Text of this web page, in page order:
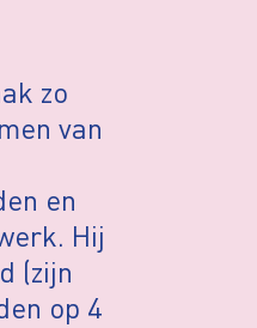
zo
van
en
Hij
(zijn
op 4